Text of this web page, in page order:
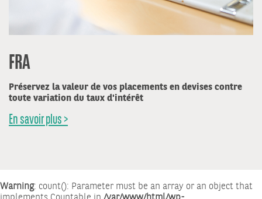
FRA
Préservez la valeur de vos placements en devises contre
toute variation du taux d'intérêt
En savoir plus >
Warning: count(): Parameter must be an array or an object that